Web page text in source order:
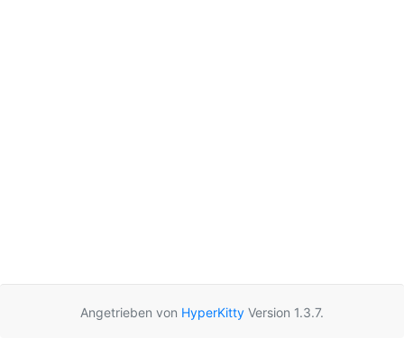
Angetrieben von HyperKitty Version 1.3.7.